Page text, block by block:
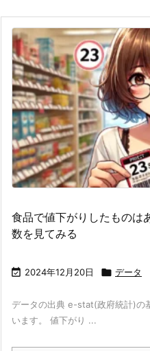
食品で値下がりしたもの
数を見てみる
 2024年12月20日  データ
データの出典 e-stat(政府統計)の
います。 値下がり ...